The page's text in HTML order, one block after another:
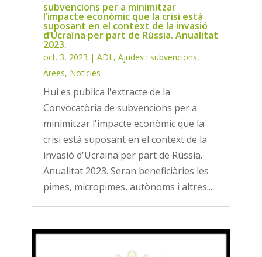
subvencions per a minimitzar
l’impacte econòmic que la crisi està
suposant en el context de la invasió
d’Ucraïna per part de Rússia. Anualitat
2023.
oct. 3, 2023 | ADL, Ajudes i subvencions,
Àrees, Notícies
Hui es publica l'extracte de la
Convocatòria de subvencions per a
minimitzar l'impacte econòmic que la
crisi està suposant en el context de la
invasió d'Ucraïna per part de Rússia.
Anualitat 2023. Seran beneficiàries les
pimes, micropimes, autònoms i altres...